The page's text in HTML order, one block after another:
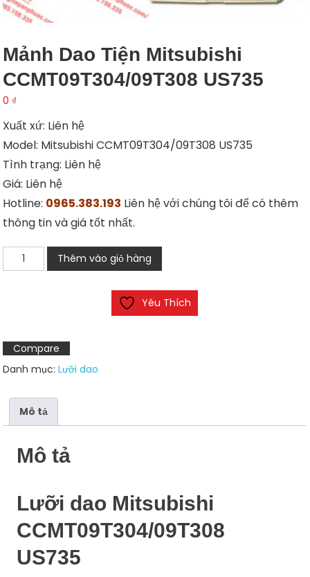
Mảnh Dao Tiện Mitsubishi
CCMT09T304/09T308 US735
0 ₫
Xuất xứ: Liên hệ
Model: Mitsubishi CCMT09T304/09T308 US735
Tình trạng: Liên hệ
Giá: Liên hệ
Hotline: 0965.383.193 Liên hệ với chúng tôi để có thêm
thông tin và giá tốt nhất.
Mảnh
dao
US735
số
lượng
Thêm vào giỏ hàng
Yêu Thích
Compare
Danh mục:Lưỡi dao
Mô tả
Mô tả
Lưỡi dao Mitsubishi
CCMT09T304/09T308
US735